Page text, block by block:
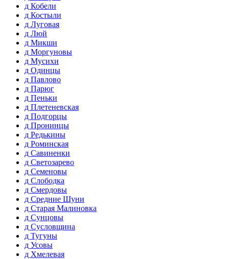
д Кобели
д Костыли
д Луговая
д Люй
д Микши
д Моргуновы
д Мусихи
д Одинцы
д Павлово
д Парюг
д Пеньки
д Плетеневская
д Подгорцы
д Пронинцы
д Редькины
д Роминская
д Савиненки
д Светозарево
д Семеновы
д Слободка
д Смердовы
д Средние Шуни
д Старая Малиновка
д Сунцовы
д Сусловщина
д Тугуны
д Усовы
д Хмелевая